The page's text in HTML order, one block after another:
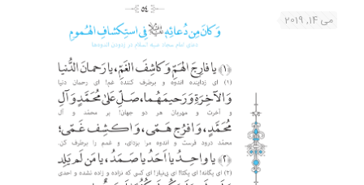
می 14, 2019